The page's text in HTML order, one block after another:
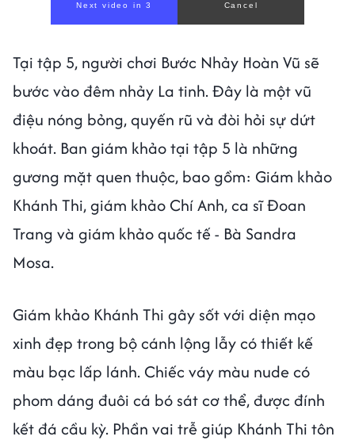
Next video in 1 Cancel
Tại tập 5, người chơi Bước Nhảy Hoàn Vũ sẽ
bước vào đêm nhảy La tinh. Đây là một vũ
điệu nóng bỏng, quyến rũ và đòi hỏi sự dứt
khoát. Ban giám khảo tại tập 5 là những
gương mặt quen thuộc, bao gồm: Giám khảo
Khánh Thi, giám khảo Chí Anh, ca sĩ Đoan
Trang và giám khảo quốc tế - Bà Sandra
Mosa.
Giám khảo Khánh Thi gây sốt với diện mạo
xinh đẹp trong bộ cánh lộng lẫy có thiết kế
màu bạc lấp lánh. Chiếc váy màu nude có
phom dáng đuôi cá bó sát cơ thể, được đính
kết đá cầu kỳ. Phần vai trễ giúp Khánh Thi tôn